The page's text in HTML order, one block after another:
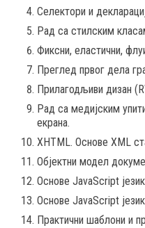
Селектори и
Рад са стилским
Фиксни, еластични,
Преглед првог дела
Прилагодљиви дизан
Рад са медијским
екрана.
XHTML. Oснове XML
Објектни модел
Основе JavaScript
Основе JavaScript
Практични шаблони и